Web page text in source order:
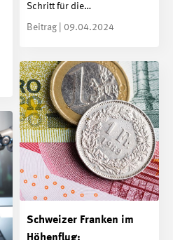
Schritt für die…
Beitrag | 09.04.2024
Schweizer Franken im
Höhenflug: